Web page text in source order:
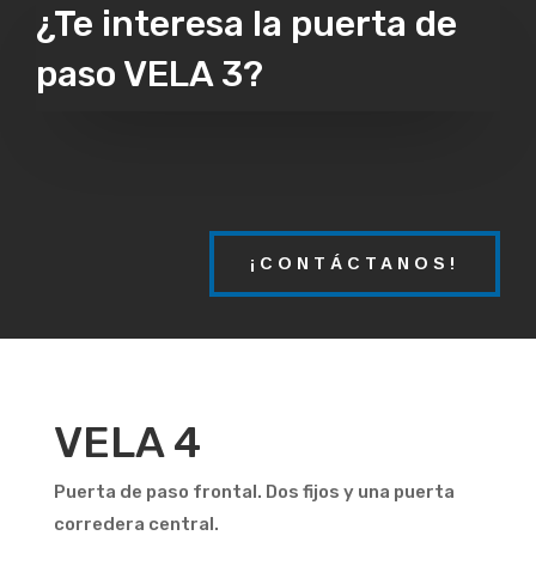
¿Te interesa la puerta de
paso VELA 3?
¡CONTÁCTANOS!
VELA 4
Puerta de paso frontal. Dos fijos y una puerta
corredera central.